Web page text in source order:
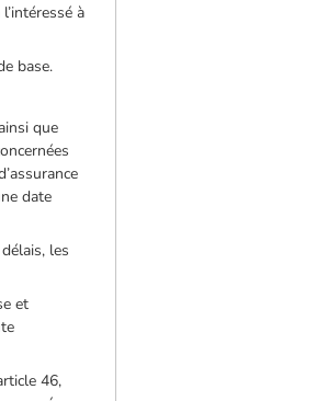
à
base.
que
date
les
et
46,